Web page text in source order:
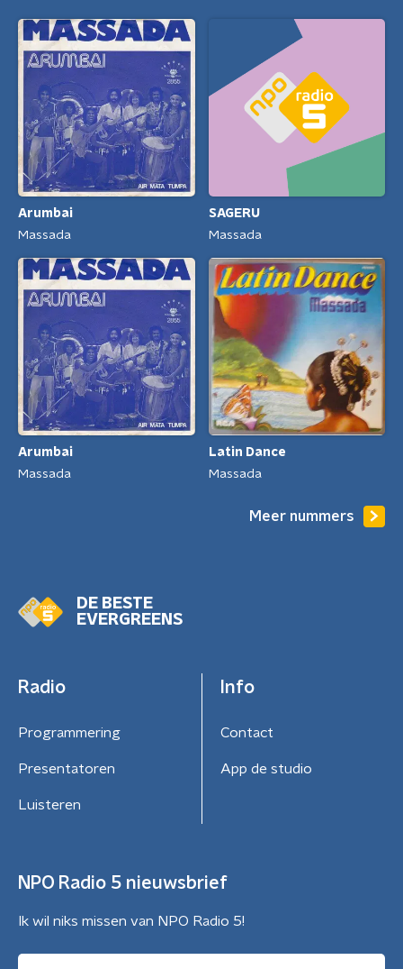
Arumbai
Massada
SAGERU
Massada
Arumbai
Massada
Latin Dance
Massada
Meer nummers
DE BESTE
EVERGREENS
Radio
Programmering
Presentatoren
Luisteren
Info
Contact
App de studio
NPO Radio 5 nieuwsbrief
Ik wil niks missen van NPO Radio 5!